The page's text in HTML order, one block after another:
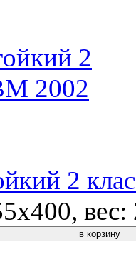
2
вес:
в корзину